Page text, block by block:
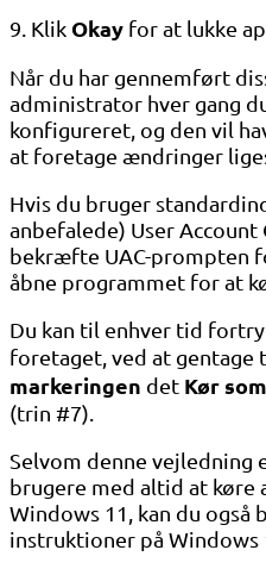
9. Klik Okay for at lukke
Når du har gennemført
administrator hver gang
konfigureret, og den vil
at foretage ændringer
Hvis du bruger
anbefalede) User Account
bekræfte UAC-prompten
åbne programmet for at
Du kan til enhver tid
foretaget, ved at gentage
markeringen det Kør
(trin #7).
Selvom denne
brugere med altid at køre
Windows 11, kan du også
instruktioner på Windows